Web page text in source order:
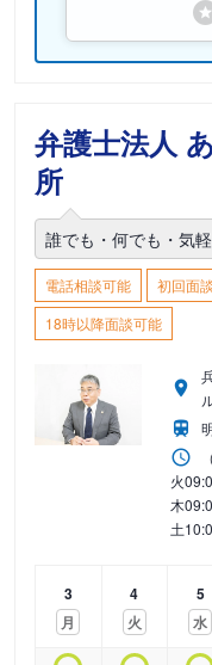
弁護士法人
所
誰でも・何でも・気
電話相談可能 初回面
18時以降面談可能
火
木
土
3
月
4
火
5
水